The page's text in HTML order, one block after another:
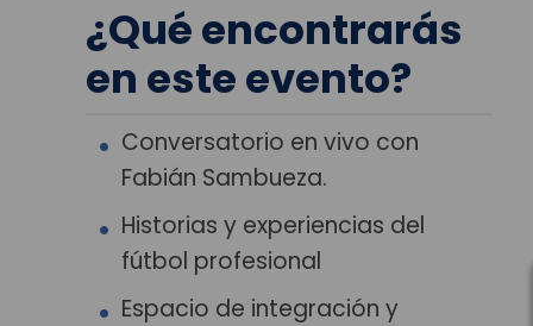
¿Qué encontrarás
en este evento?
Conversatorio en vivo con
Fabián Sambueza.
Historias y experiencias del
fútbol profesional
Espacio de integración y